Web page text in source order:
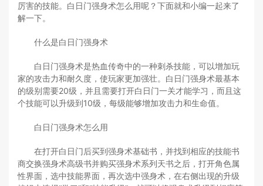
厉害的技能。白日门强身术怎么用呢？下面就和小编一起来了
解一下。
什么是白日门强身术
白日门强身术是热血传奇中的一种刺杀技能，可以增加玩
家的攻击力和耐久度，使玩家更加强壮。白日门强身术最基本
的级别需要20级，并且需要打开白日门一关才能学习，而且这
个技能可以升级到10级，每级能够增加攻击力和生命值。
白日门强身术怎么用
在打开白日门后买到强身术基础书，并找到相应的技能书
商交换强身术高级书并购买强身术系列天书之后，打开角色属
性界面，选中技能界面，再次选中强身术，在右侧出现的升级